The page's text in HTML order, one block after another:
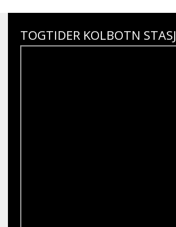
TOGTIDER KOLBOTN